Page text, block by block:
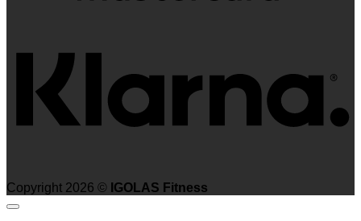
Copyright 2026 © IGOLAS Fitness